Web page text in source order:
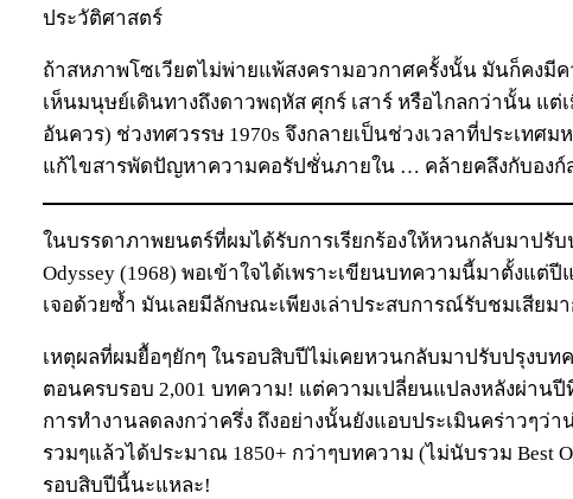
ประวัติศาสตร์
ถ้าสหภาพโซเวียตไม่พ่ายแพ้สงครามอวกาศครั้งนั้น มันก็คงมีค
เห็นมนุษย์เดินทางถึงดาวพฤหัส ศุกร์ เสาร์ หรือไกลกว่านั้น แต่
อันควร) ช่วงทศวรรษ 1970s จึงกลายเป็นช่วงเวลาที่ประเทศ
แก้ไขสารพัดปัญหาความคอรัปชั่นภายใน … คล้ายคลึงกับองก์
ในบรรดาภาพยนตร์ที่ผมได้รับการเรียกร้องให้หวนกลับมาปรับ
Odyssey (1968) พอเข้าใจได้เพราะเขียนบทความนี้มาตั้งแต่
เจอด้วยซ้ำ มันเลยมีลักษณะเพียงเล่าประสบการณ์รับชมเสียม
เหตุผลที่ผมยื้อๆยักๆ ในรอบสิบปีไม่เคยหวนกลับมาปรับปรุงบท
ตอนครบรอบ 2,001 บทความ! แต่ความเปลี่ยนแปลงหลังผ่านปี
การทำงานลดลงกว่าครึ่ง ถึงอย่างนั้นยังแอบประเมินคร่าวๆ
รวมๆแล้วได้ประมาณ 1850+ กว่าๆบทความ (ไม่นับรวม Best
รอบสิบปีนี้นะแหละ!